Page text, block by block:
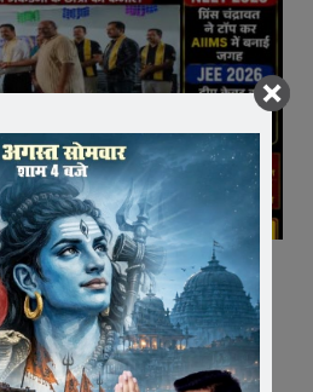
प्रदर्शन, 2 छात्र NEET और 2 छात्र